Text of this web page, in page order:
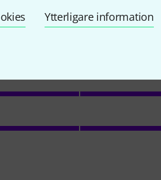
Ytterligare information